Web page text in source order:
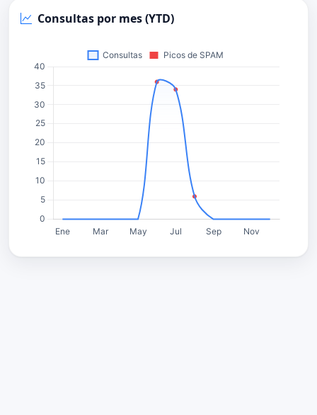
Consultas por mes (YTD)